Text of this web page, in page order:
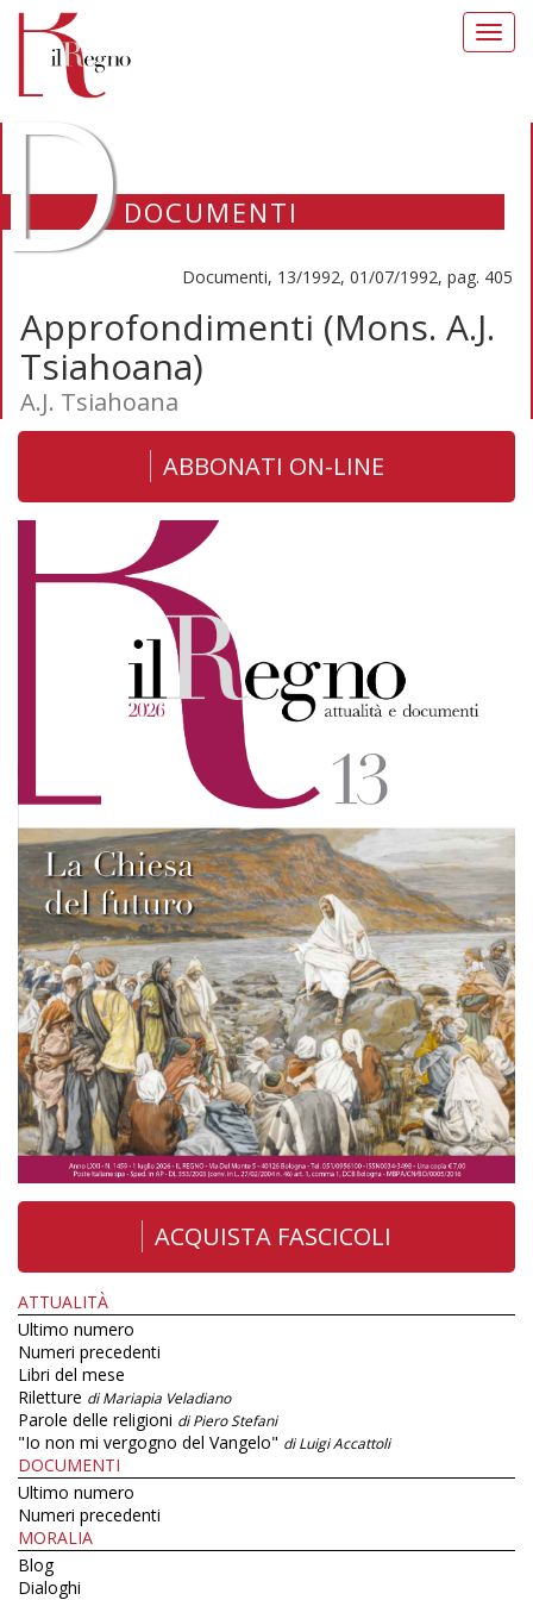
DOCUMENTI
Documenti, 13/1992, 01/07/1992, pag. 405
Approfondimenti (Mons. A.J.
Tsiahoana)
A.J. Tsiahoana
ABBONATI ON-LINE
ACQUISTA FASCICOLI
ATTUALITÀ
Ultimo numero
Numeri precedenti
Libri del mese
Riletture di Mariapia Veladiano
Parole delle religioni di Piero Stefani
"Io non mi vergogno del Vangelo" di Luigi Accattoli
DOCUMENTI
Ultimo numero
Numeri precedenti
MORALIA
Blog
Dialoghi